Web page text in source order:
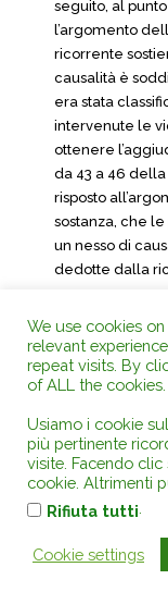
seguito, al
l’argomento
ricorrente
causalità è
era stata
intervenute le
ottenere
da 43 a 46
risposto
sostanza, che
un nesso di
dedotte dalla
14 Per quanto
motivo, relativa
argomenti
Tribunale, va
spiegazione
illegittimità
della procedura
perdita di
conseguenza
We use cookies
relevant
repeat visits. By
of ALL the cookies.
Usiamo i cookie
più pertinente
visite. Facendo
cookie. Altrimenti
Rifiuta tutti
Cookie settings